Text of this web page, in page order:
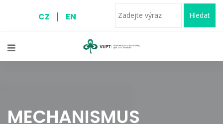
CZ | EN Hledat
MECHANISMUS